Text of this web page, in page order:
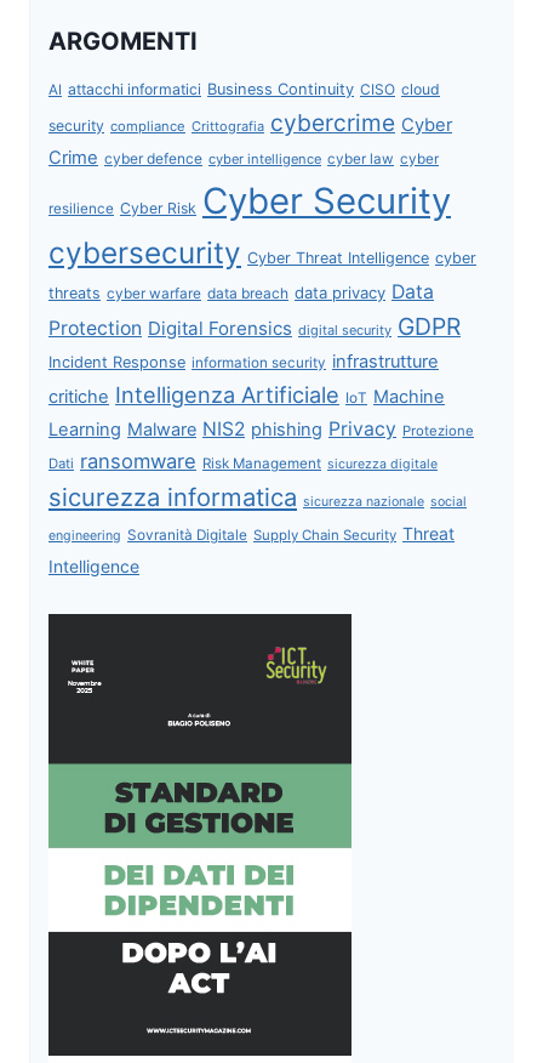
ARGOMENTI
AI attacchi informatici Business Continuity CISO cloud
security compliance Crittografia cybercrime Cyber
Crime cyber defence cyber intelligence cyber law cyber
resilience Cyber Risk Cyber Security
cybersecurity Cyber Threat Intelligence cyber
threats cyber warfare data breach data privacy Data
Protection Digital Forensics digital security GDPR
Incident Response information security infrastrutture
critiche Intelligenza Artificiale IoT Machine
Learning Malware NIS2 phishing Privacy Protezione
Dati ransomware Risk Management sicurezza digitale
sicurezza informatica sicurezza nazionale social
engineering Sovranità Digitale Supply Chain Security Threat
Intelligence